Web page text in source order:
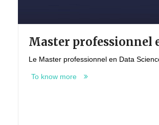
Master professionnel
Le Master professionnel en Data
To know more